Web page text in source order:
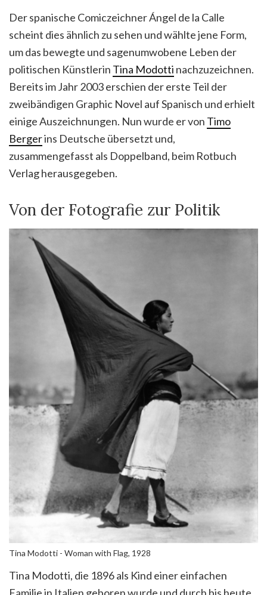
Der spanische Comiczeichner Ángel de la Calle
scheint dies ähnlich zu sehen und wählte jene Form,
um das bewegte und sagenumwobene Leben der
politischen Künstlerin Tina Modotti nachzuzeichnen.
Bereits im Jahr 2003 erschien der erste Teil der
zweibändigen Graphic Novel auf Spanisch und erhielt
einige Auszeichnungen. Nun wurde er von Timo
Bergerins Deutsche übersetzt und,
zusammengefasst als Doppelband, beim Rotbuch
Verlag herausgegeben.
Von der Fotografie zur Politik
Tina Modotti - Woman with Flag, 1928
Tina Modotti, die 1896 als Kind einer einfachen